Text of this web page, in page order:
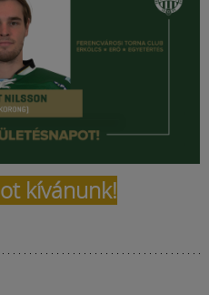
kívánunk!